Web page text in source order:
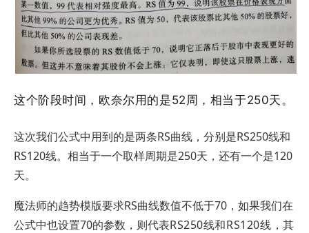
这个阶段时间，欧奈尔用的是52周，相当于250天。
这次我们公式中用到的是两条RS曲线，分别是RS250线和
RS120线。相当于一个取样周期是250天，还有一个是120
天。
魔法师的趋势模版要求RS曲线数值不低于70，如果我们在
公式中也设置70的参数，则代表RS250线和RS120线，其